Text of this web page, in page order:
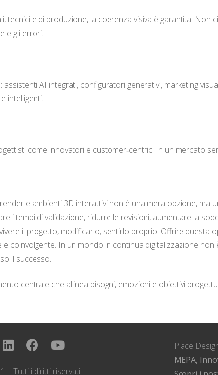
tecnici e di produzione, la coerenza visiva è garantita. Non
e gli errori.
AI integrati, configuratori generativi, marketing
intelligenti.
come innovatori e customer‑centric. In un mercato
e ambienti 3D interattivi non è una mera opzione, ma
i tempi di validazione, ridurre le revisioni, aumentare la
il progetto, modificarlo, sentirlo proprio. Offrire questa
coinvolgente. In un mondo in continua digitalizzazione non
il successo.
centrale che allinea bisogni, emozioni e obiettivi
– Tutti i diritti riservati
Place
MEPA,